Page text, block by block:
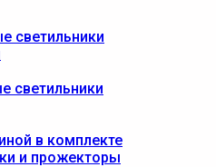
светильники
светильники
в комплекте
и прожекторы